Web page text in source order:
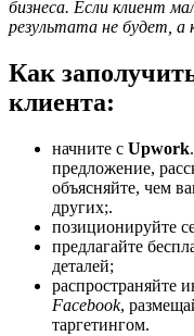
бизнеса. Если клиент
результата не будет, а
Как
клиента:
начните с Upwork
предложение,
объясняйте, чем
других;.
позиционируйте
предлагайте
деталей;
распространяйте
Facebook,
таргетингом.